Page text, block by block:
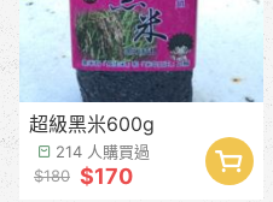
超級黑米600g
214 人購買過
$180 $170